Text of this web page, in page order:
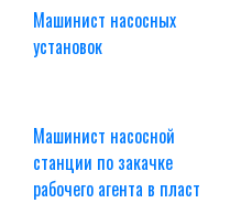
Машинист насосных
установок
Машинист насосной
станции по закачке
рабочего агента в пласт